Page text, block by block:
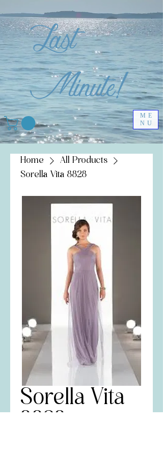
Last
Minute!
ME
NU
Home
All Products
Sorella Vita 8828
Sorella Vita
8828